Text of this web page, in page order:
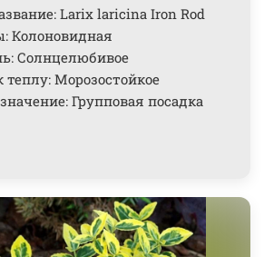
Larix laricina Iron Rod
Колоновидная
Солнцелюбивое
Морозостойкое
Групповая посадка